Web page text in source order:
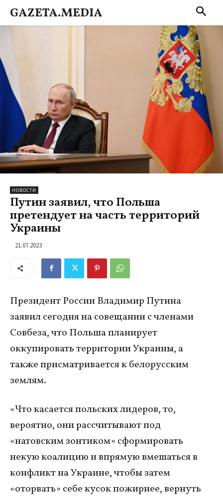
GAZETA.MEDIA
НОВОСТИ
Путин заявил, что Польша
претендует на часть территорий
Украины
21.07.2023
Президент России Владимир Путина
заявил сегодня на совещании с членами
Совбеза, что Польша планирует
оккупировать территории Украины, а
также присматривается к белорусским
землям.
«Что касается польских лидеров, то,
вероятно, они рассчитывают под
«натовским зонтиком» сформировать
некую коалицию и впрямую вмешаться в
конфликт на Украине, чтобы затем
«оторвать» себе кусок пожирнее, вернуть